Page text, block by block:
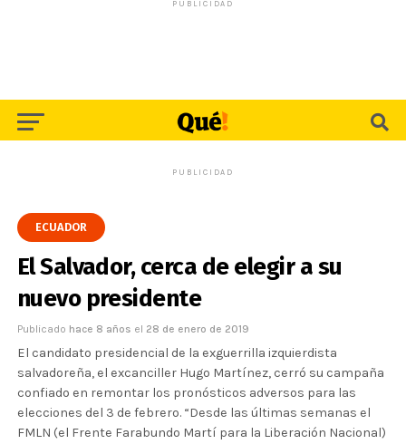
PUBLICIDAD
PUBLICIDAD
ECUADOR
El Salvador, cerca de elegir a su
nuevo presidente
Publicado hace 8 años el 28 de enero de 2019
El candidato presidencial de la exguerrilla izquierdista
salvadoreña, el excanciller Hugo Martínez, cerró su campaña
confiado en remontar los pronósticos adversos para las
elecciones del 3 de febrero. “Desde las últimas semanas el
FMLN (el Frente Farabundo Martí para la Liberación Nacional)